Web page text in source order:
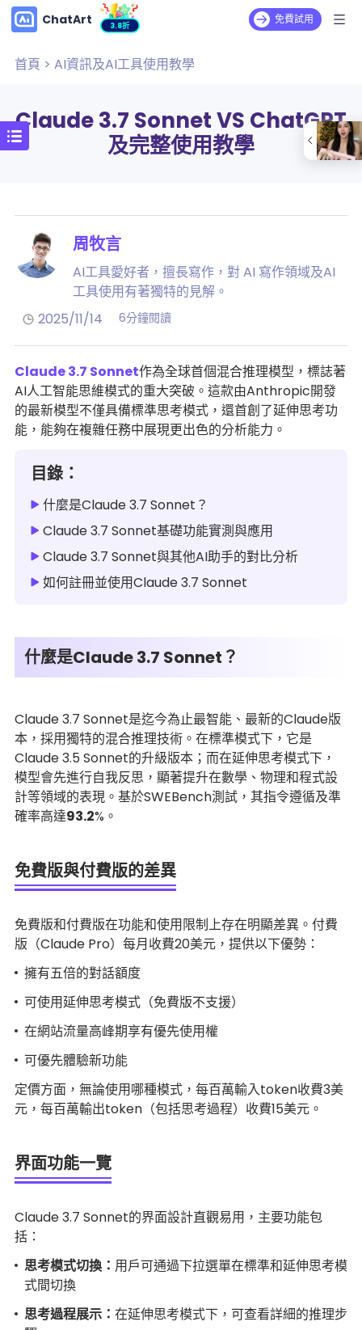
ChatArt 3.8折 免費試用
首頁 > AI資訊及AI工具使用教學
Claude 3.7 Sonnet VS ChatGPT
及完整使用教學
周牧言
AI工具愛好者，擅長寫作，對 AI 寫作領域及AI
工具使用有著獨特的見解。
2025/11/14
6分鐘閱讀
Claude 3.7 Sonnet作為全球首個混合推理模型，標誌著
AI人工智能思維模式的重大突破。這款由Anthropic開發
的最新模型不僅具備標準思考模式，還首創了延伸思考功
能，能夠在複雜任務中展現更出色的分析能力。
目錄：
什麼是Claude 3.7 Sonnet？
Claude 3.7 Sonnet基礎功能實測與應用
Claude 3.7 Sonnet與其他AI助手的對比分析
如何註冊並使用Claude 3.7 Sonnet
什麼是Claude 3.7 Sonnet？
Claude 3.7 Sonnet是迄今為止最智能、最新的Claude版
本，採用獨特的混合推理技術。在標準模式下，它是
Claude 3.5 Sonnet的升級版本；而在延伸思考模式下，
模型會先進行自我反思，顯著提升在數學、物理和程式設
計等領域的表現。基於SWEBench測試，其指令遵循及準
確率高達93.2%。
免費版與付費版的差異
免費版和付費版在功能和使用限制上存在明顯差異。付費
版（Claude Pro）每月收費20美元，提供以下優勢：
擁有五倍的對話額度
可使用延伸思考模式（免費版不支援）
在網站流量高峰期享有優先使用權
可優先體驗新功能
定價方面，無論使用哪種模式，每百萬輸入token收費3美
元，每百萬輸出token（包括思考過程）收費15美元。
界面功能一覽
Claude 3.7 Sonnet的界面設計直觀易用，主要功能包
括：
思考模式切換： 用戶可通過下拉選單在標準和延伸思考模
式間切換
思考過程展示： 在延伸思考模式下，可查看詳細的推理步